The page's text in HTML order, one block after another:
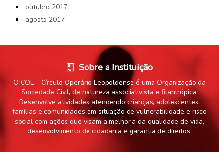
outubro 2017
agosto 2017
Sobre a Instituição
O COL – Círculo Operário Leopoldense é uma Organização da
Sociedade Civil, de natureza associativista e filantrópica.
Desenvolve atividades atendendo crianças, adolescentes,
famílias e comunidades em situação de vulnerabilidade e risco
social com ações que visam a melhoria da qualidade de vida,
desenvolvimento de cidadania e garantia de direitos.